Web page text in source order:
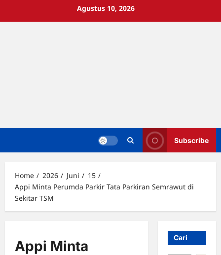
Agustus 10, 2026
Subscribe
Home 2026 Juni
15
Appi Minta Perumda Parkir Tata Parkiran Semrawut di
Sekitar TSM
Appi Minta
Cari